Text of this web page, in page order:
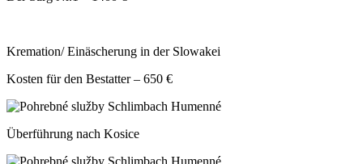
Kremation/ Einäscherung in der Slowakei
Kosten für den Bestatter – 650 €
Überführung nach Kosice